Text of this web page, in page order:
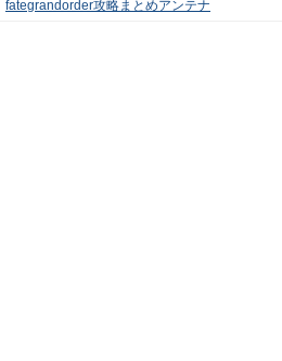
fategrandorder攻略まとめアンテナ